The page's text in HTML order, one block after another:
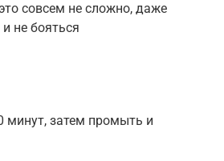
совсем не сложно, даже
не бояться
минут, затем промыть и